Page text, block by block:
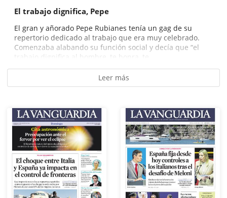
El trabajo dignifica, Pepe
El gran y añorado Pepe Rubianes tenía un gag de su
repertorio dedicado al trabajo que era muy celebrado.
Comenzaba alabando su función social y decía que “el
trabajo dignifica al hombre, te honra, te...
Leer más